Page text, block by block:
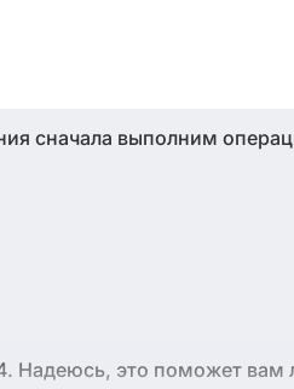
сначала выполним
Надеюсь, это поможет